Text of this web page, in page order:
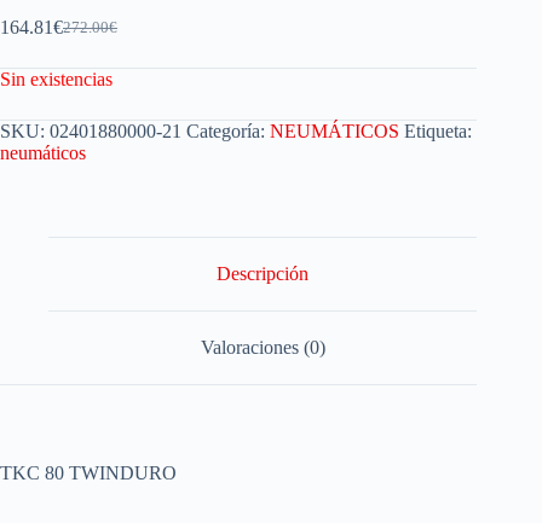
272.00€
164.81€
Sin existencias
SKU: 02401880000-21 Categoría: NEUMÁTICOS Etiqueta:
neumáticos
Descripción
Valoraciones (0)
TKC 80 TWINDURO